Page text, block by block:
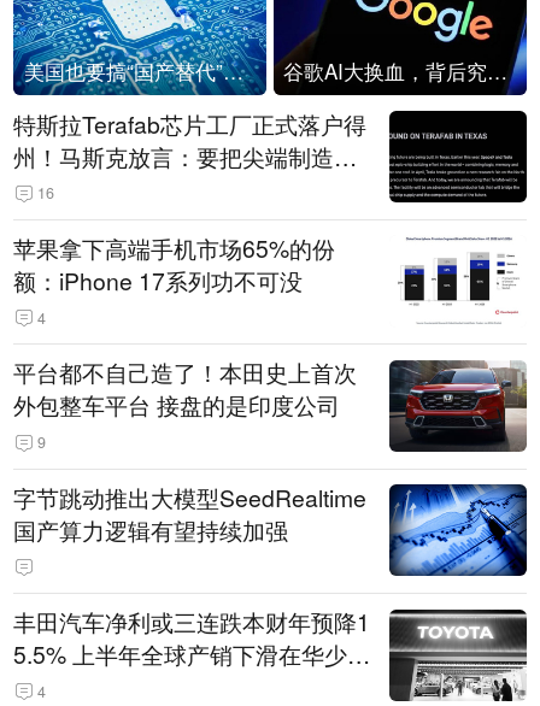
美国也要搞“国产替代”？先算清三笔账 谷歌AI大换血，背后究竟发生了什么？
特斯拉Terafab芯片工厂正式落户得
州！马斯克放言：要把尖端制造带
回美国
16
苹果拿下高端手机市场65%的份
额：iPhone 17系列功不可没
4
平台都不自己造了！本田史上首次
外包整车平台 接盘的是印度公司
9
字节跳动推出大模型SeedRealtime
国产算力逻辑有望持续加强
丰田汽车净利或三连跌本财年预降1
5.5% 上半年全球产销下滑在华少卖
14.3万辆
4